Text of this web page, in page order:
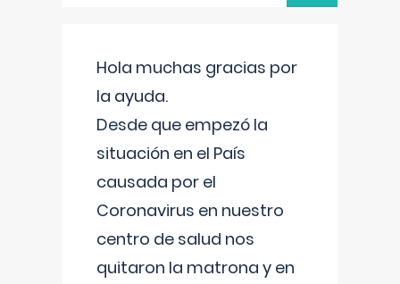
Hola muchas gracias por
la ayuda.
Desde que empezó la
situación en el País
causada por el
Coronavirus en nuestro
centro de salud nos
quitaron la matrona y en